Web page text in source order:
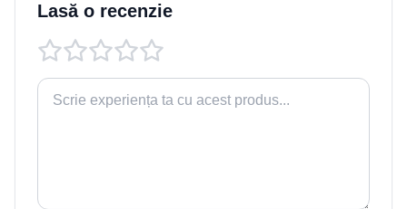
Lasă o recenzie